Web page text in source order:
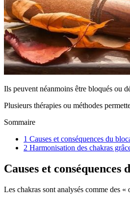
Ils peuvent néanmoins être bloqués ou
Plusieurs thérapies ou méthodes
Sommaire
1 Causes et conséquences du
2 Harmonisation des chakras
Causes et
Les chakras sont analysés comme des